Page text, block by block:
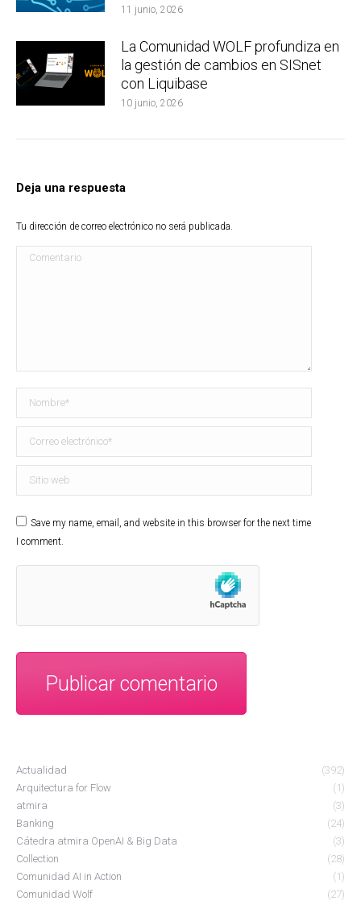
11 junio, 2026
La Comunidad WOLF profundiza en
la gestión de cambios en SISnet
con Liquibase
10 junio, 2026
Deja una respuesta
Tu dirección de correo electrónico no será publicada.
Comentario
Nombre *
Correo electrónico *
Sitio web
Save my name, email, and website in this browser for the next time
I comment.
Publicar comentario
Actualidad
(392)
Arquitectura for Flow
(1)
atmira
(3)
Banking
(24)
Cátedra atmira OpenAI & Big Data
(3)
Collection
(28)
Comunidad AI in Action
(1)
Comunidad Wolf
(27)